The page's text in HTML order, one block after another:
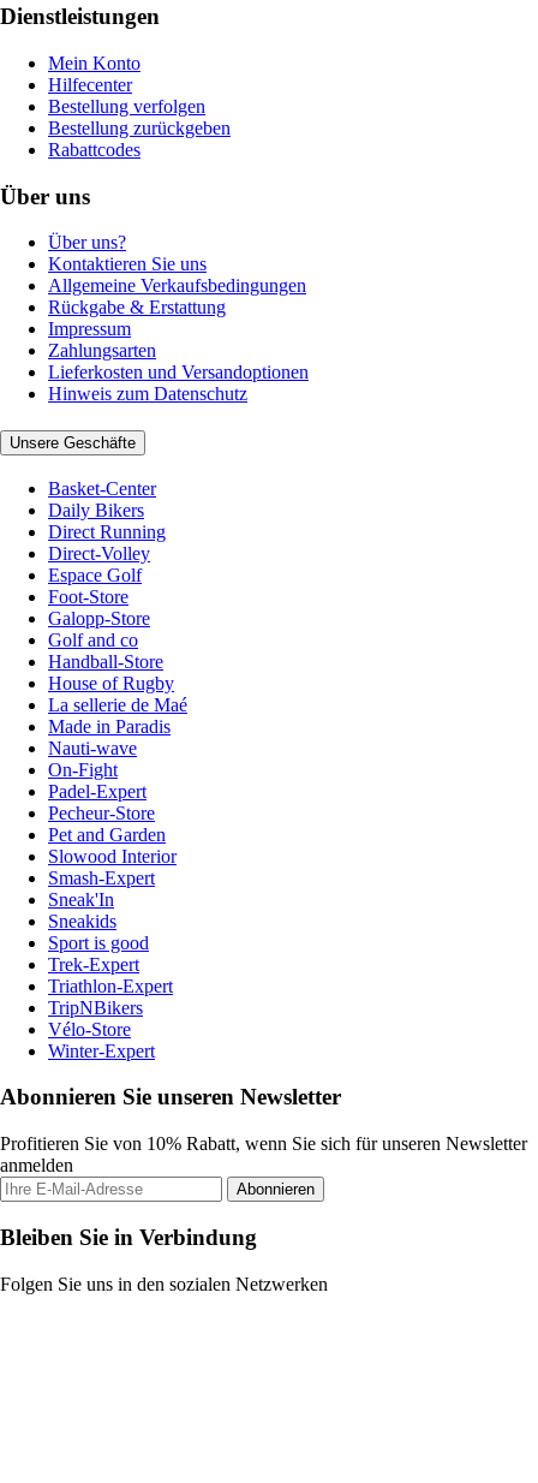
Dienstleistungen
Mein Konto
Hilfecenter
Bestellung verfolgen
Bestellung zurückgeben
Rabattcodes
Über uns
Über uns?
Kontaktieren Sie uns
Allgemeine Verkaufsbedingungen
Rückgabe & Erstattung
Impressum
Zahlungsarten
Lieferkosten und Versandoptionen
Hinweis zum Datenschutz
Unsere Geschäfte
Basket-Center
Daily Bikers
Direct Running
Direct-Volley
Espace Golf
Foot-Store
Galopp-Store
Golf and co
Handball-Store
House of Rugby
La sellerie de Maé
Made in Paradis
Nauti-wave
On-Fight
Padel-Expert
Pecheur-Store
Pet and Garden
Slowood Interior
Smash-Expert
Sneak'In
Sneakids
Sport is good
Trek-Expert
Triathlon-Expert
TripNBikers
Vélo-Store
Winter-Expert
Abonnieren Sie unseren Newsletter
Profitieren Sie von 10% Rabatt, wenn Sie sich für unseren Newsletter
anmelden
Abonnieren
Bleiben Sie in Verbindung
Folgen Sie uns in den sozialen Netzwerken